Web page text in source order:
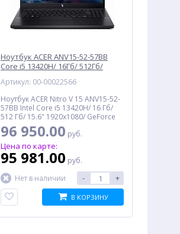
Ноутбук ACER ANV15-52-57BB
Core i5 13420H/ 16Гб/ 512Гб/
11, черный (NH.U1PAA.004)
Артикул: 00-00022566
Ноутбук ACER Nitro V 15 ANV15-52-
57BB Intel Core i5 13420H/ 16 Гб/
512 Гб/ 15.6" 1920x1080/ GeForce
RTX 5050 8 Гб/ Wi-Fi/ Bluetooth/
Windows 11, черный
96 950.00 руб.
Цена по карте:
95 981.00 руб.
Нет в наличии
- +
В КОРЗИНУ